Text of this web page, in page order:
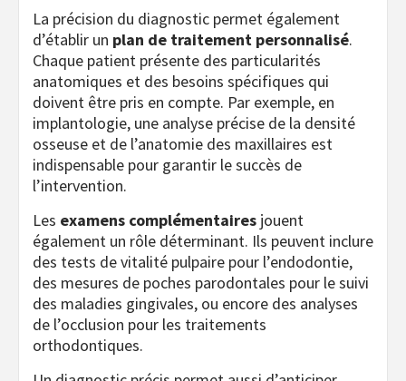
La précision du diagnostic permet également
d’établir un plan de traitement personnalisé.
Chaque patient présente des particularités
anatomiques et des besoins spécifiques qui
doivent être pris en compte. Par exemple, en
implantologie, une analyse précise de la densité
osseuse et de l’anatomie des maxillaires est
indispensable pour garantir le succès de
l’intervention.
Les examens complémentaires jouent
également un rôle déterminant. Ils peuvent inclure
des tests de vitalité pulpaire pour l’endodontie,
des mesures de poches parodontales pour le suivi
des maladies gingivales, ou encore des analyses
de l’occlusion pour les traitements
orthodontiques.